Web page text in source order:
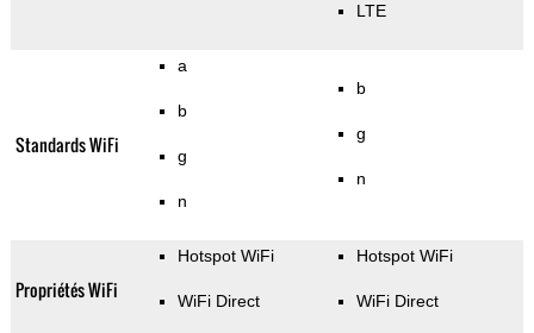
LTE
Standards WiFi
a
b
g
n
b
g
n
Propriétés WiFi
Hotspot WiFi
WiFi Direct
Hotspot WiFi
WiFi Direct